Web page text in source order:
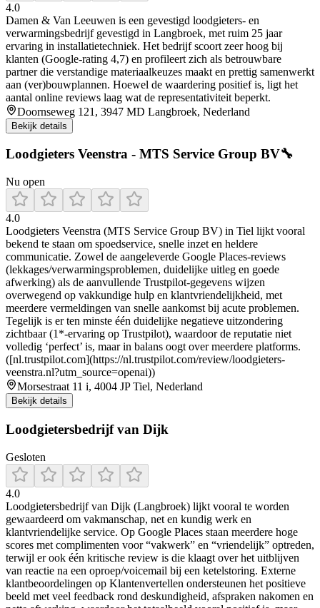
4.0
Damen & Van Leeuwen is een gevestigd loodgieters- en
verwarmingsbedrijf gevestigd in Langbroek, met ruim 25 jaar
ervaring in installatietechniek. Het bedrijf scoort zeer hoog bij
klanten (Google-rating 4,7) en profileert zich als betrouwbare
partner die verstandige materiaalkeuzes maakt en prettig samenwerkt
aan (ver)bouwplannen. Hoewel de waardering positief is, ligt het
aantal online reviews laag wat de representativiteit beperkt.
Doornseweg 121, 3947 MD Langbroek, Nederland
Bekijk details
Loodgieters Veenstra - MTS Service Group BV🔧
Nu open
4.0
Loodgieters Veenstra (MTS Service Group BV) in Tiel lijkt vooral
bekend te staan om spoedservice, snelle inzet en heldere
communicatie. Zowel de aangeleverde Google Places-reviews
(lekkages/verwarmingsproblemen, duidelijke uitleg en goede
afwerking) als de aanvullende Trustpilot-gegevens wijzen
overwegend op vakkundige hulp en klantvriendelijkheid, met
meerdere vermeldingen van snelle aankomst bij acute problemen.
Tegelijk is er ten minste één duidelijke negatieve uitzondering
zichtbaar (1*-ervaring op Trustpilot), waardoor de reputatie niet
volledig ‘perfect’ is, maar in balans oogt over meerdere platforms.
([nl.trustpilot.com](https://nl.trustpilot.com/review/loodgieters-
veenstra.nl?utm_source=openai))
Morsestraat 11 i, 4004 JP Tiel, Nederland
Bekijk details
Loodgietersbedrijf van Dijk
Gesloten
4.0
Loodgietersbedrijf van Dijk (Langbroek) lijkt vooral te worden
gewaardeerd om vakmanschap, net en kundig werk en
klantvriendelijke service. Op Google Places staan meerdere hoge
scores met complimenten voor “vakwerk” en “vriendelijk” optreden,
terwijl er ook één kritische review is die klaagt over het uitblijven
van reactie na een oproep/voicemail bij een ketelstoring. Externe
klantbeoordelingen op Klantenvertellen ondersteunen het positieve
beeld met veel feedback rond deskundigheid, afspraken nakomen en